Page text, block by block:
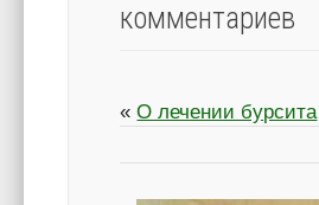
комментариев
«О лечении бурсита